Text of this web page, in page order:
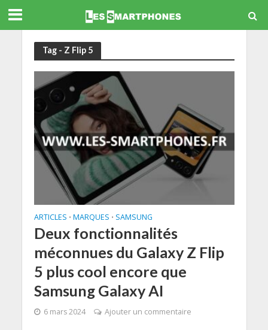
Tag - Z Flip 5
ARTICLES • MARQUES • SAMSUNG
Deux fonctionnalités
méconnues du Galaxy Z Flip
5 plus cool encore que
Samsung Galaxy AI
6 mars 2024 Ajouter un commentaire